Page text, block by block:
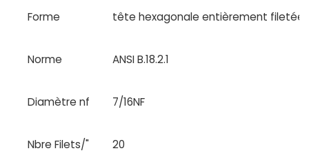
panier
Forme tête hexagonale entièrement filetée
Norme ANSI B.18.2.1
Diamètre nf 7/16NF
Nbre Filets/" 20